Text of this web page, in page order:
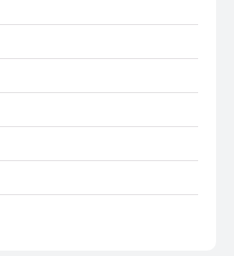
32ГБ
английская/русская